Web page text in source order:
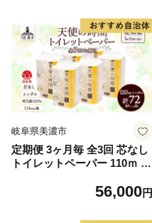
レ用品 備蓄 ストック 非常用
生活応援 川一製紙 送料無料
岐阜県
岐阜県美濃市
定期便 3ヶ月毎 全3回 芯なし
トイレットペーパー 110ｍ シ
ール 天使の時間 紙 ペーパー
56,000円